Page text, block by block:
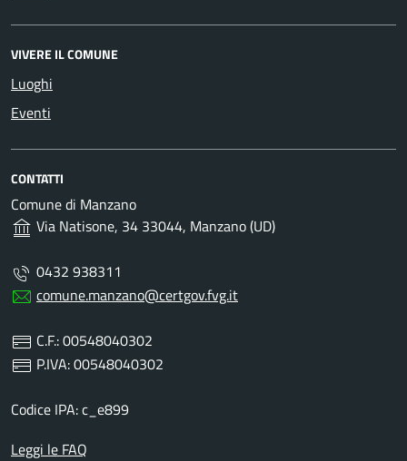
VIVERE IL COMUNE
Luoghi
Eventi
CONTATTI
Comune di Manzano
Via Natisone, 34 33044, Manzano (UD)
0432 938311
comune.manzano@certgov.fvg.it
C.F.: 00548040302
P.IVA: 00548040302
Codice IPA: c_e899
Leggi le FAQ